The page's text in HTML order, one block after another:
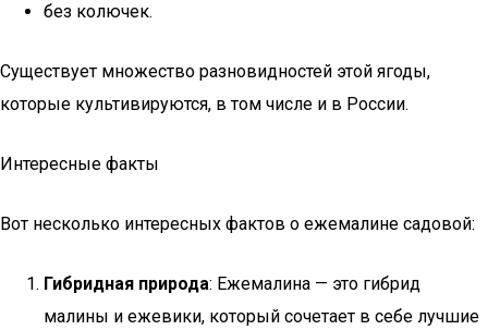
без колючек.
Существует множество разновидностей этой ягоды,
которые культивируются, в том числе и в России.
Интересные факты
Вот несколько интересных фактов о ежемалине садовой:
Гибридная природа: Ежемалина — это гибрид
малины и ежевики, который сочетает в себе лучшие